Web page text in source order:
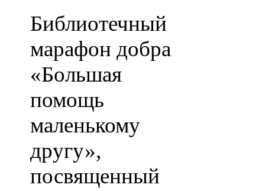
Библиотечный
марафон добра
«Большая
помощь
маленькому
другу»,
посвященный